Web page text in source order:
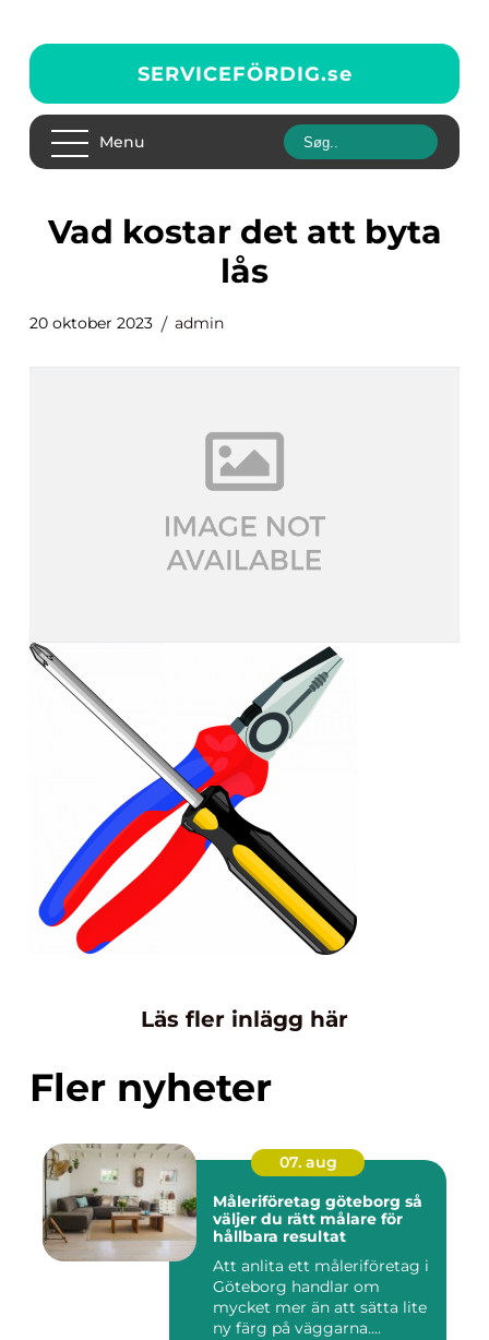
SERVICEFÖRDIG.se
Menu
vad kostar det att byta
lås
20 oktober 2023 admin
Läs fler inlägg här
Fler nyheter
07. aug
Måleriföretag göteborg så
väljer du rätt målare för
hållbara resultat
Att anlita ett måleriföretag i
Göteborg handlar om
mycket mer än att sätta lite
ny färg på väggarna....